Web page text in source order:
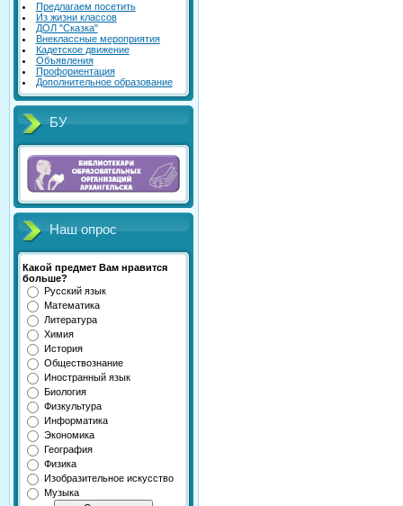
Предлагаем посетить
Из жизни классов
ДОЛ "Сказка"
Внеклассные мероприятия
Кадетское движение
Объявления
Профориентация
Дополнительное образование
БУ
Наш опрос
Какой предмет Вам нравится
больше?
Русский язык
Математика
Литература
Химия
История
Обществознание
Иностранный язык
Биология
Физкультура
Информатика
Экономика
География
Физика
Изобразительное искусство
Музыка